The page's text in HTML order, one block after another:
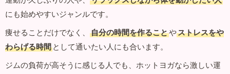
にも始めやすいジャンルです。
痩せることだけでなく、
自分の時間を作ることやストレスをや
わらげる時間 として通いたい人にも合います。
ジムの負荷が高そうに感じる人でも、ホットヨガなら激しい運